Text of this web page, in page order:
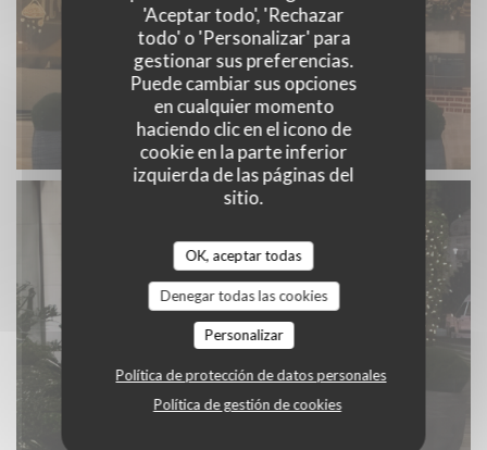
'Aceptar todo', 'Rechazar
todo' o 'Personalizar' para
gestionar sus preferencias.
Puede cambiar sus opciones
en cualquier momento
haciendo clic en el icono de
cookie en la parte inferior
izquierda de las páginas del
sitio.
OK, aceptar todas
Denegar todas las cookies
Personalizar
Política de protección de datos personales
Política de gestión de cookies